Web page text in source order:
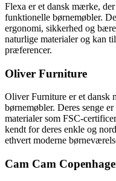
Flexa er et dansk mærke,
funktionelle børnemøbler.
ergonomi, sikkerhed og
naturlige materialer og kan
præferencer.
Oliver Furniture
Oliver Furniture er et dansk
børnemøbler. Deres senge
materialer som FSC-
kendt for deres enkle og
ethvert moderne
Cam Cam